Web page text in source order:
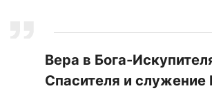
Вера в Бога-
Спасителя и служение